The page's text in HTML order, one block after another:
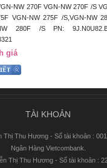
NW 270F VGN-NW 270F /S
VGN-NW 275F /S,VGN-NW
280F /S PN:
giá
TÀI KHOẢN
Thị Thu Hương - Số tài khoản :
Ngân Hàng Vietcombank.
Thị Thu Hương - Số tài khoản :